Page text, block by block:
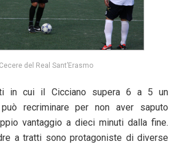
Cecere del Real Sant’Erasmo
in cui il Cicciano supera 6 a 5 un
può recriminare per non aver saputo
vantaggio a dieci minuti dalla fine.
a tratti sono protagoniste di diverse